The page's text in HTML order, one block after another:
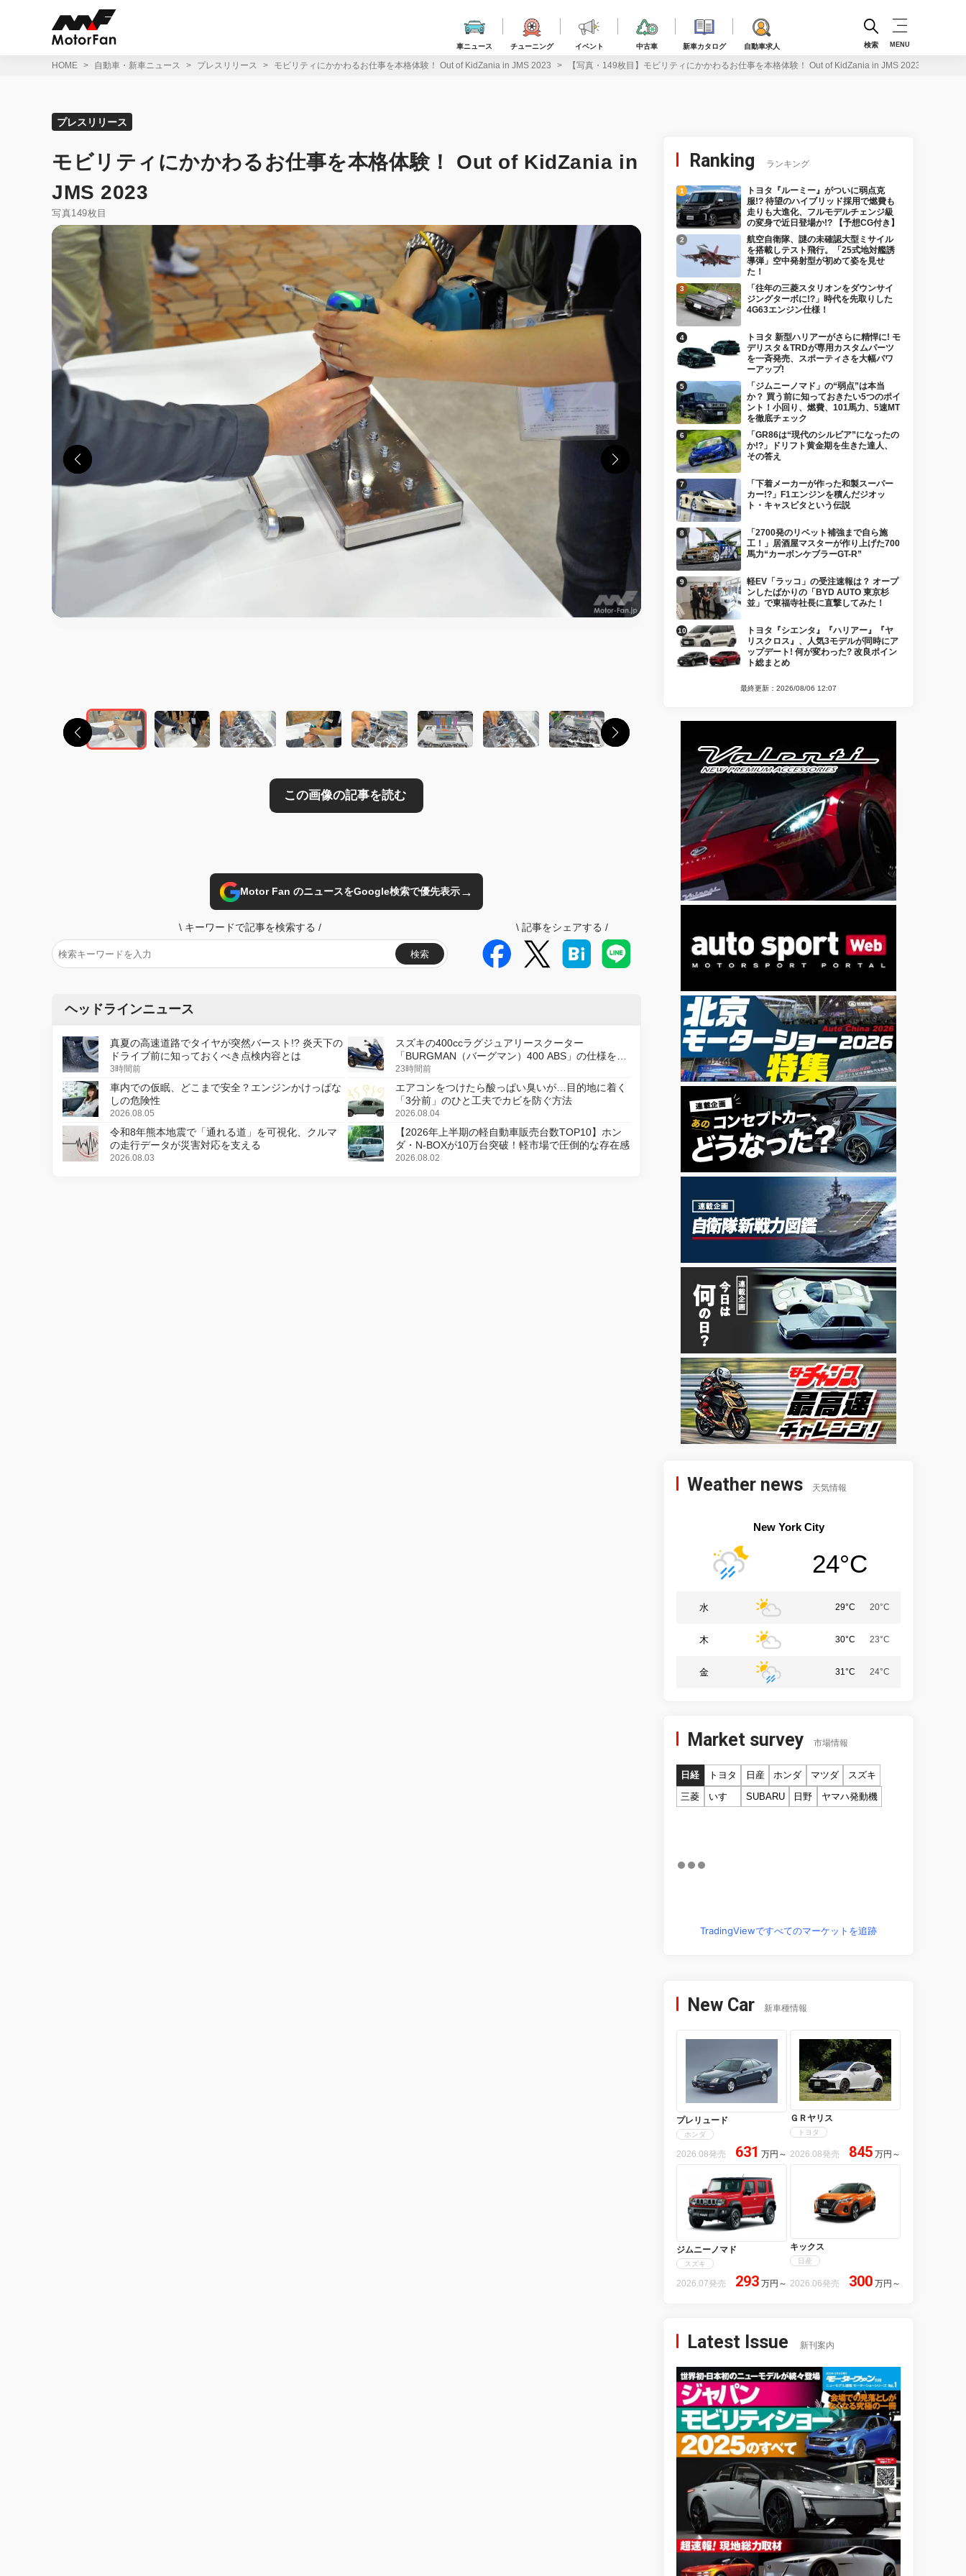
車ニュース チューニング イベント 中古車 新車カタログ 自動車求人 検索 MENU
HOME 自動車・新車ニュース プレスリリース モビリティにかかわるお仕事を本格体験！ Out of KidZania in JMS 2023 【写真・149枚目】モビリティにかかわるお仕事を本格体験！ Out of KidZania in JMS 2023
プレスリリース
モビリティにかかわるお仕事を本格体験！ Out of KidZania in
JMS 2023
写真149枚目
Motor Fan のニュースをGoogle検索で優先表示→
\ キーワードで記事を検索する /
検索
\ 記事をシェアする /
ヘッドラインニュース
真夏の高速道路でタイヤが突然バースト!? 炎天下の
ドライブ前に知っておくべき点検内容とは
3時間前
スズキの400ccラグジュアリースクーター
「BURGMAN（バーグマン）400 ABS」の仕様を変
更し、8月18日に発売
23時間前
車内での仮眠、どこまで安全？エンジンかけっぱな
しの危険性
2026.08.05
エアコンをつけたら酸っぱい臭いが…目的地に着く
「3分前」のひと工夫でカビを防ぐ方法
2026.08.04
令和8年熊本地震で「通れる道」を可視化、クルマ
の走行データが災害対応を支える
2026.08.03
【2026年上半期の軽自動車販売台数TOP10】ホン
ダ・N-BOXが10万台突破！軽市場で圧倒的な存在感
2026.08.02
Ranking ランキング
トヨタ『ルーミー』がついに弱点克
服!? 待望のハイブリッド採用で燃費も
走りも大進化、フルモデルチェンジ級
の変身で近日登場か!? 【予想CG付き】
航空自衛隊、謎の未確認大型ミサイル
を搭載しテスト飛行。「25式地対艦誘
導弾」空中発射型が初めて姿を見せ
た！
「往年の三菱スタリオンをダウンサイ
ジングターボに!?」時代を先取りした
4G63エンジン仕様！
トヨタ 新型ハリアーがさらに精悍に! モ
デリスタ＆TRDが専用カスタムパーツ
を一斉発売、スポーティさを大幅パワ
ーアップ!
「ジムニーノマド」の“弱点”は本当
か？ 買う前に知っておきたい5つのポイ
ント！小回り、燃費、101馬力、5速MT
を徹底チェック
「GR86は“現代のシルビア”になったの
か!?」ドリフト黄金期を生きた達人、
その答え
「下着メーカーが作った和製スーパー
カー!?」F1エンジンを積んだジオッ
ト・キャスピタという伝説
「2700発のリベット補強まで自ら施
工！」居酒屋マスターが作り上げた700
馬力“カーボンケブラーGT-R”
軽EV「ラッコ」の受注速報は？ オープ
ンしたばかりの「BYD AUTO 東京杉
並」で東福寺社長に直撃してみた！
トヨタ『シエンタ』『ハリアー』『ヤ
リスクロス』、人気3モデルが同時にア
ップデート! 何が変わった? 改良ポイン
ト総まとめ
最終更新：2026/08/06 12:07
Weather news 天気情報
New York City
24°C
水 29°C 20°C
木 30°C 23°C
金 31°C 24°C
Market survey 市場情報
日経 トヨタ 日産 ホンダ マツダ
スズキ
三菱
いすゞ SUBARU 日野 ヤマハ発動機
TradingViewですべてのマーケットを追跡
New Car 新車種情報
プレリュード
ホンダ
2026.08発売 631 万円 ～
ＧＲヤリス
トヨタ
2026.08発売 845 万円 ～
ジムニーノマド
スズキ
2026.07発売 293 万円 ～
キックス
日産
2026.06発売 300 万円 ～
Latest Issue 新刊案内